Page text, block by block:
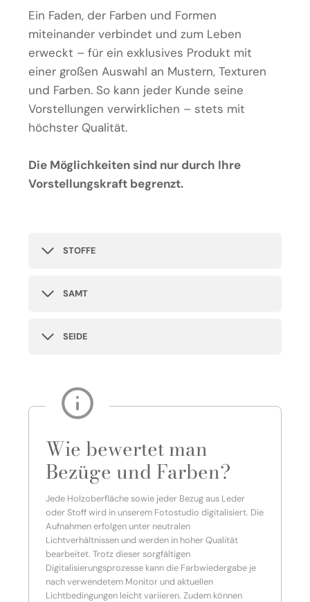
Ein Faden, der Farben und Formen
miteinander verbindet und zum Leben
erweckt – für ein exklusives Produkt mit
einer großen Auswahl an Mustern, Texturen
und Farben. So kann jeder Kunde seine
Vorstellungen verwirklichen – stets mit
höchster Qualität.
Die Möglichkeiten sind nur durch Ihre
Vorstellungskraft begrenzt.
STOFFE
SAMT
SEIDE
Wie bewertet man
Bezüge und Farben?
Jede Holzoberfläche sowie jeder Bezug aus Leder
oder Stoff wird in unserem Fotostudio digitalisiert. Die
Aufnahmen erfolgen unter neutralen
Lichtverhältnissen und werden in hoher Qualität
bearbeitet. Trotz dieser sorgfältigen
Digitalisierungsprozesse kann die Farbwiedergabe je
nach verwendetem Monitor und aktuellen
Lichtbedingungen leicht variieren. Zudem können